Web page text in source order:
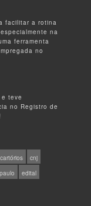
facilitar a rotina
na
ferramenta
no
teve
no Registro de
cartórios
cnj
edital